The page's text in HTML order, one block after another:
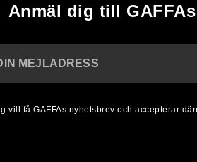
Anmäl dig till
MEJLADRESS
vill få GAFFAs nyhetsbrev och accepterar